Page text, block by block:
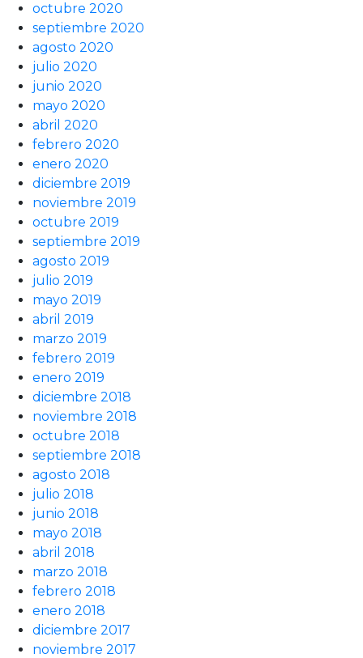
octubre 2020
septiembre 2020
agosto 2020
julio 2020
junio 2020
mayo 2020
abril 2020
febrero 2020
enero 2020
diciembre 2019
noviembre 2019
octubre 2019
septiembre 2019
agosto 2019
julio 2019
mayo 2019
abril 2019
marzo 2019
febrero 2019
enero 2019
diciembre 2018
noviembre 2018
octubre 2018
septiembre 2018
agosto 2018
julio 2018
junio 2018
mayo 2018
abril 2018
marzo 2018
febrero 2018
enero 2018
diciembre 2017
noviembre 2017